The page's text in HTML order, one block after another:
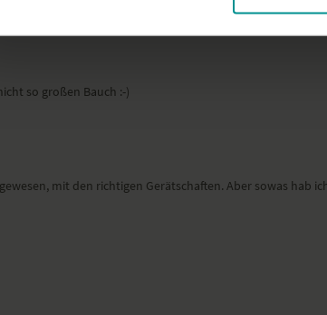
so großen Bauch :-)
mit den richtigen Gerätschaften. Aber sowas